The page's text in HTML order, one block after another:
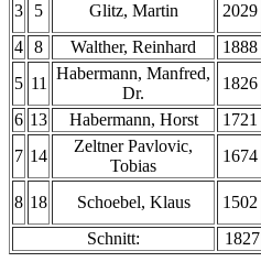
3
5 Glitz, Martin 2029
4 8 Walther, Reinhard 1888
5 11
Habermann, Manfred,
Dr.
1826
6 13 Habermann, Horst 1721
7 14
Zeltner Pavlovic,
Tobias
1674
8 18 Schoebel, Klaus 1502
Schnitt:
1827